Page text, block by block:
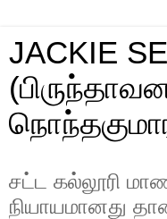
JACKIE
சட்ட கல்லூரி
நியாயமானது